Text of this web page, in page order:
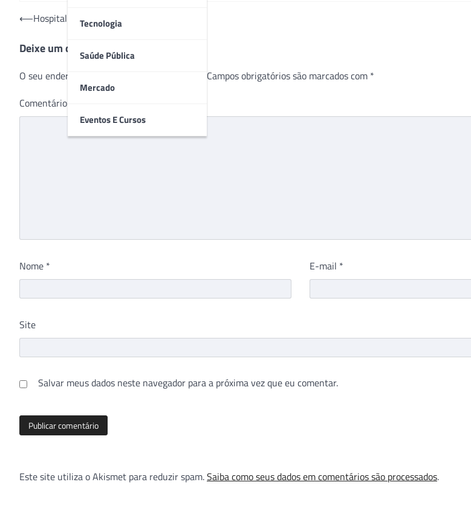
Tecnologia
Saúde Pública
Mercado
Eventos E Cursos
Navegação
Post
⟵Hospital Albert Sabin completa 50 anos
Deixe um comentário
O seu endereço de e-mail não será publicado. Campos obrigatórios são marcados com *
Comentário
Nome * E-mail *
Site
Salvar meus dados neste navegador para a próxima vez que eu comentar.
Este site utiliza o Akismet para reduzir spam.Saiba como seus dados em comentários são processados.